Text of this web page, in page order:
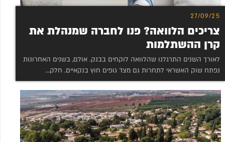
27/09/25
צריכים הלוואה? פנו לחברה שמנהלת את
קרן ההשתלמות
לאורך השנים התרגלנו שהלוואה לוקחים בבנק. אולם, בשנים האחרונות
נפתח שוק האשראי לתחרות גם מצד גופים חוץ בנקאיים. חלק…